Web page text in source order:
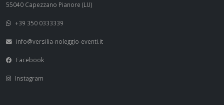
55040 Capezzano Pianore (LU)
+39 350 0333339
info@versilia-noleggio-eventi.it
Facebook
Instagram